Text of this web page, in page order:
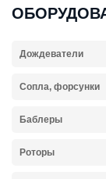
Дождеватели
Сопла, форсунки
Баблеры
Роторы